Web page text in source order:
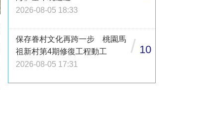
2026-08-05 18:33
保存眷村文化再跨一步 桃園馬
祖新村第4期修復工程動工
2026-08-05 17:31
/ 10